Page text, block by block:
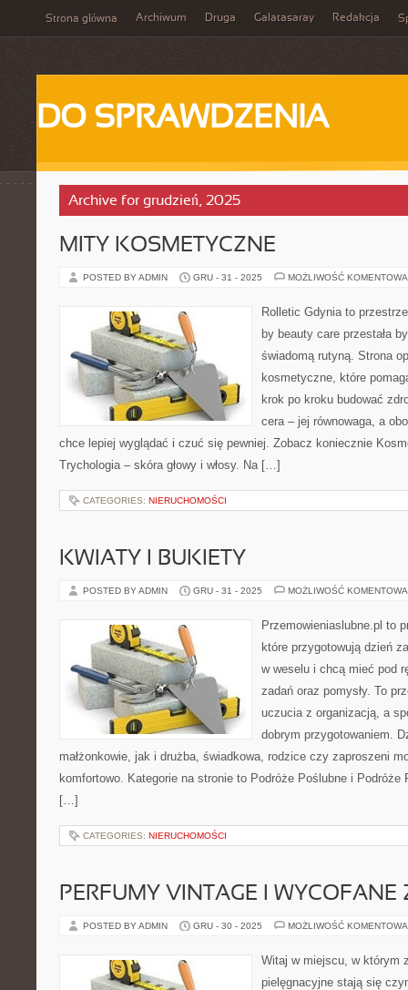
Strona główna Archiwum Druga Galatasaray Redakcja
DO SPRAWDZENIA
Archive for grudzień, 2025
MITY KOSMETYCZNE
POSTED BY ADMIN GRU - 31 - 2025 MOŻLIWOŚĆ
Rolletic Gdynia to
by beauty care przestała
świadomą rutyną. Strona
kosmetyczne, które
krok po kroku budować
cera – jej równowaga, a
chce lepiej wyglądać i czuć się pewniej. Zobacz koniecznie
Trychologia – skóra głowy i włosy. Na […]
CATEGORIES: NIERUCHOMOŚCI
KWIATY I BUKIETY
POSTED BY ADMIN GRU - 31 - 2025 MOŻLIWOŚĆ
Przemowieniaslubne.pl to
które przygotowują dzień
w weselu i chcą mieć pod
zadań oraz pomysły. To
uczucia z organizacją, a
dobrym przygotowaniem.
małżonkowie, jak i drużba, świadkowa, rodzice czy zaproszeni
komfortowo. Kategorie na stronie to Podróże Poślubne i Podróże
[…]
CATEGORIES: NIERUCHOMOŚCI
PERFUMY VINTAGE I WYCOFANE
POSTED BY ADMIN GRU - 30 - 2025 MOŻLIWOŚĆ
Witaj w miejscu, w którym
pielęgnacyjne stają się